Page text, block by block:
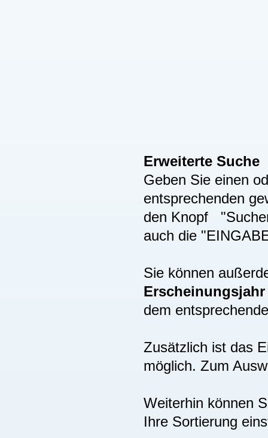
Erweiterte Suche
Geben Sie einen
entsprechenden
den Knopf
auch die
Sie können
dem
Zusätzlich ist das
möglich. Zum
Weiterhin können
Ihre Sortierung